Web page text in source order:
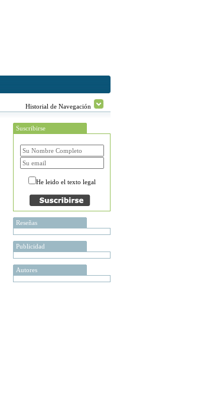
Historial de Navegación
Suscribirse
He leido el texto legal
Reseñas
Publicidad
Autores